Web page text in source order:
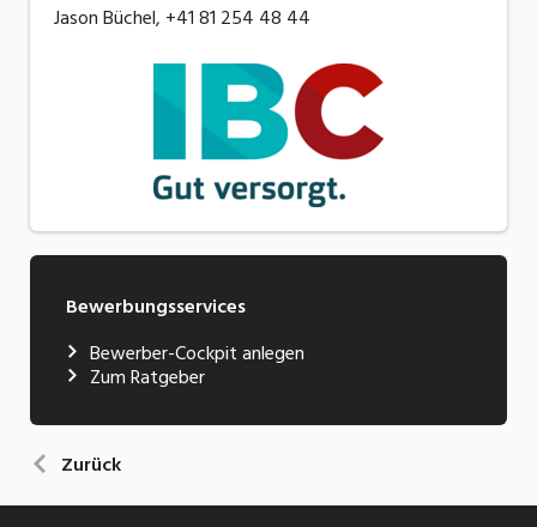
Jason Büchel, +41 81 254 48 44
Bewerbungsservices
Bewerber-Cockpit anlegen
Zum Ratgeber
Zurück